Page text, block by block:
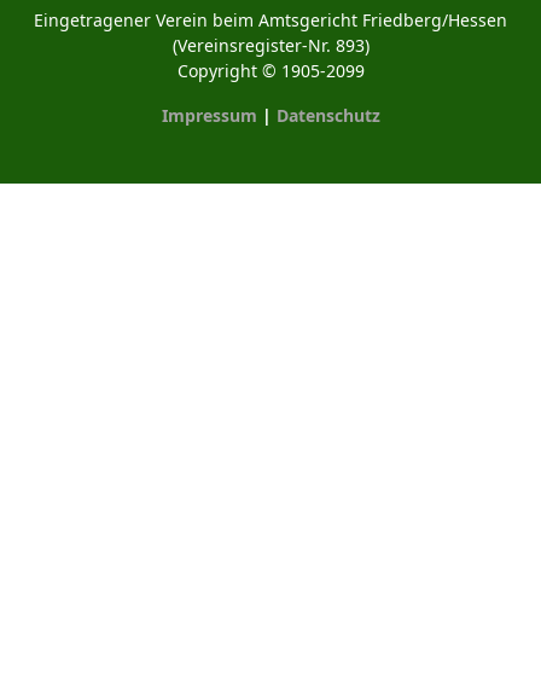
Eingetragener Verein beim Amtsgericht Friedberg/Hessen
(Vereinsregister-Nr. 893)
Copyright © 1905-2099
Impressum | Datenschutz